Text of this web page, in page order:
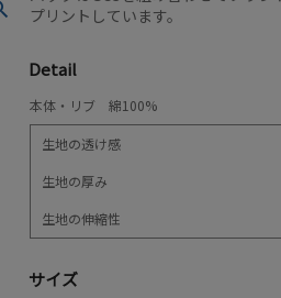
プリントしています。
Detail
本体・リブ 綿100%
生地の透け感
生地の厚み
生地の伸縮性
サイズ